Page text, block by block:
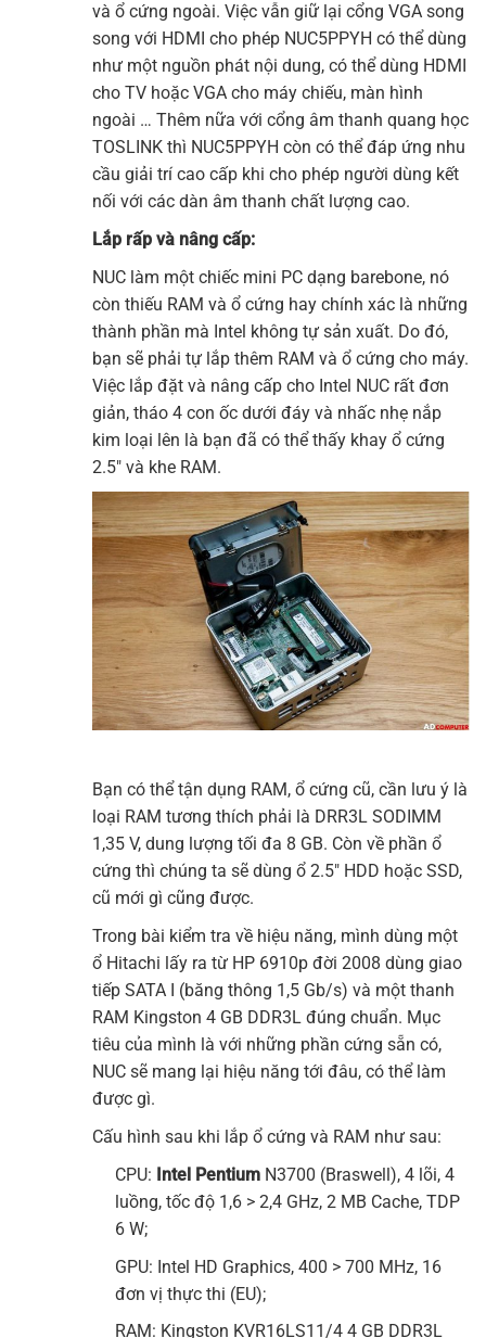
và ổ cứng ngoài. Việc vẫn giữ lại cổng VGA song
song với HDMI cho phép NUC5PPYH có thể dùng
như một nguồn phát nội dung, có thể dùng HDMI
cho TV hoặc VGA cho máy chiếu, màn hình
ngoài … Thêm nữa với cổng âm thanh quang học
TOSLINK thì NUC5PPYH còn có thể đáp ứng nhu
cầu giải trí cao cấp khi cho phép người dùng kết
nối với các dàn âm thanh chất lượng cao.
Lắp rấp và nâng cấp:
NUC làm một chiếc mini PC dạng barebone, nó
còn thiếu RAM và ổ cứng hay chính xác là những
thành phần mà Intel không tự sản xuất. Do đó,
bạn sẽ phải tự lắp thêm RAM và ổ cứng cho máy.
Việc lắp đặt và nâng cấp cho Intel NUC rất đơn
giản, tháo 4 con ốc dưới đáy và nhấc nhẹ nắp
kim loại lên là bạn đã có thể thấy khay ổ cứng
2.5″ và khe RAM.
Bạn có thể tận dụng RAM, ổ cứng cũ, cần lưu ý là
loại RAM tương thích phải là DRR3L SODIMM
1,35 V, dung lượng tối đa 8 GB. Còn về phần ổ
cứng thì chúng ta sẽ dùng ổ 2.5″ HDD hoặc SSD,
cũ mới gì cũng được.
Trong bài kiểm tra về hiệu năng, mình dùng một
ổ Hitachi lấy ra từ HP 6910p đời 2008 dùng giao
tiếp SATA I (băng thông 1,5 Gb/s) và một thanh
RAM Kingston 4 GB DDR3L đúng chuẩn. Mục
tiêu của mình là với những phần cứng sẵn có,
NUC sẽ mang lại hiệu năng tới đâu, có thể làm
được gì.
Cấu hình sau khi lắp ổ cứng và RAM như sau:
CPU: Intel Pentium N3700 (Braswell), 4 lõi, 4
luồng, tốc độ 1,6 > 2,4 GHz, 2 MB Cache, TDP
6 W;
GPU: Intel HD Graphics, 400 > 700 MHz, 16
đơn vị thực thi (EU);
RAM: Kingston KVR16LS11/4 4 GB DDR3L